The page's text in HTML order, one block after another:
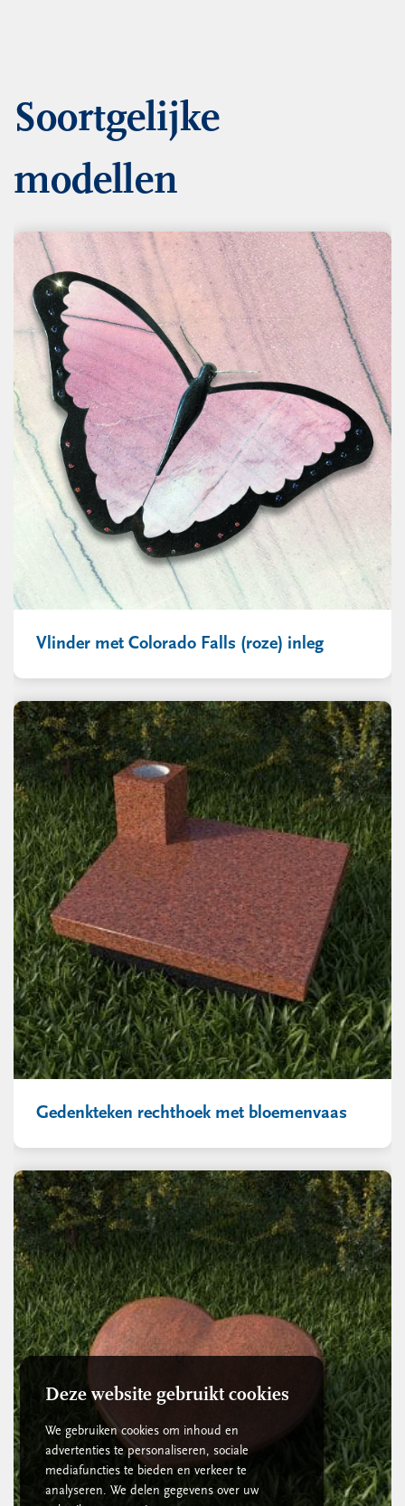
Soortgelijke
modellen
Vlinder met Colorado Falls (roze) inleg
Gedenkteken rechthoek met bloemenvaas
Deze website gebruikt cookies
We gebruiken cookies om inhoud en
advertenties te personaliseren, sociale
mediafuncties te bieden en verkeer te
analyseren. We delen gegevens over uw